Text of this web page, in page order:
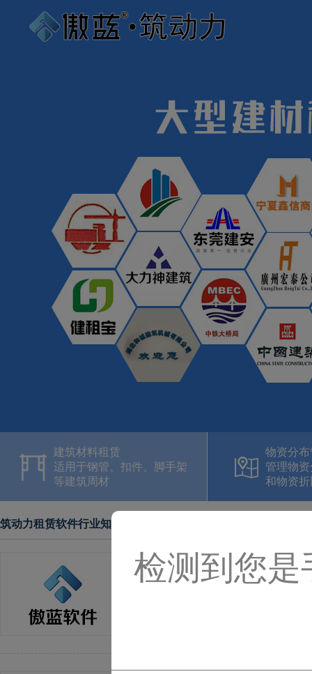
建筑材料租赁
适用于钢管、扣件、脚手架
等建筑周材
物资分布
管理物
和物资折
筑动力租赁软件行业知识
建筑材料租赁站使用软件管理
建筑材料租赁站使用软件管理的优势
检测到您是